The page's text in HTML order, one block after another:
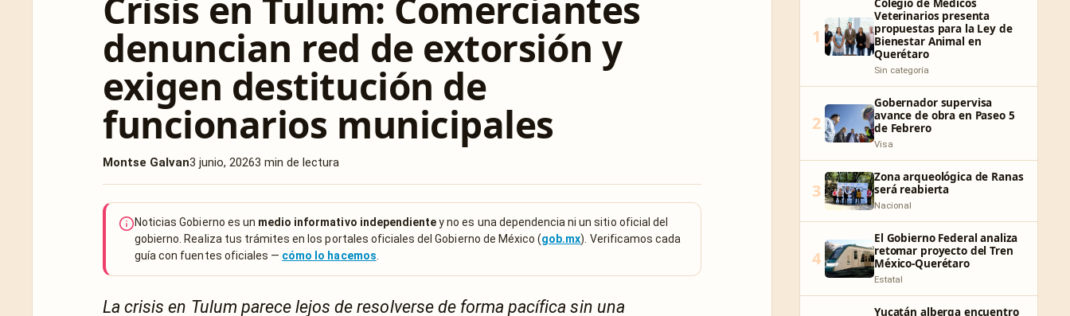
denuncian red de extorsión y
exigen destitución de
funcionarios municipales
Montse Galvan3 junio, 20263 min de lectura
Noticias Gobierno es un medio informativo independientey no es una dependencia ni un sitio oficial del
gobierno. Realiza tus trámites en los portales oficiales del Gobierno de México (gob.mx). Verificamos cada
guía con fuentes oficiales — cómo lo hacemos
La crisis en Tulum parece lejos de resolverse de forma pacífica sin una
1
Colegio de Médicos
Veterinarios presenta
propuestas para la Ley de
Bienestar Animal en
Querétaro
Sin categoría
2
Gobernador supervisa
avance de obra en Paseo 5
de Febrero
Visa
3
Zona arqueológica de Ranas
será reabierta
Nacional
4
El Gobierno Federal analiza
retomar proyecto del Tren
México-Querétaro
Estatal
Yucatán alberga encuentro